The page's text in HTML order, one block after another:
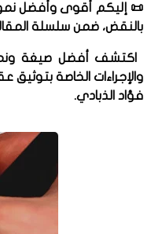
📜 إليكم أقوى وأفضل
بالنقض، ضمن سلسلة
اكتشف أفضل صيغة
والإجراءات الخاصة بتوثيق
فؤاد الذبادي.